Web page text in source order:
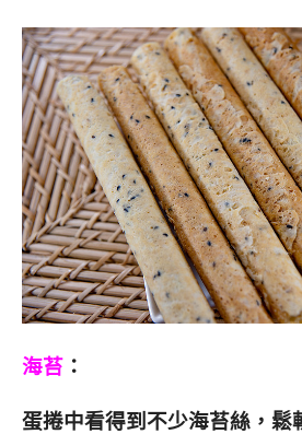
海苔 ：
蛋捲中看得到不少海苔絲，鬆